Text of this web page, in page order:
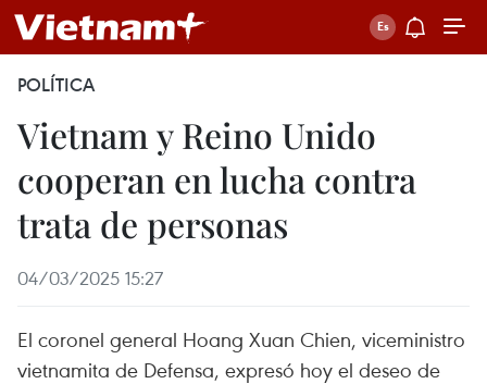
POLÍTICA
Vietnam y Reino Unido
cooperan en lucha contra
trata de personas
04/03/2025 15:27
El coronel general Hoang Xuan Chien, viceministro
vietnamita de Defensa, expresó hoy el deseo de